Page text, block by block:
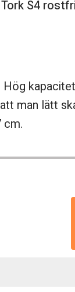
S4
man lätt
cm.